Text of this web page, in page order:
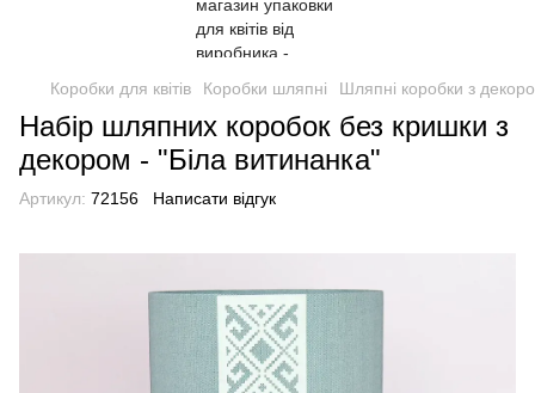
Коробки для квітів Коробки шляпні Шляпні коробки з
Набір шляпних коробок без кришки з
декором - "Біла витинанка"
Артикул: 72156 Написати відгук